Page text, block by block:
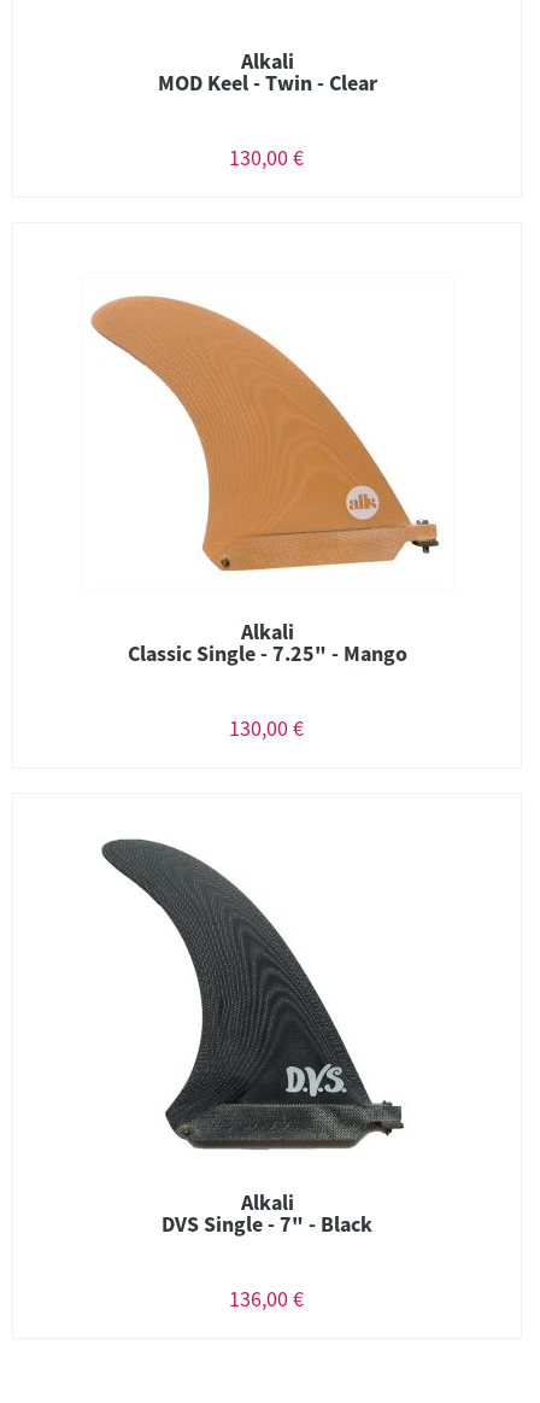
Alkali
MOD Keel - Twin - Clear
130,00 €
Alkali
Classic Single - 7.25" - Mango
130,00 €
Alkali
DVS Single - 7" - Black
136,00 €